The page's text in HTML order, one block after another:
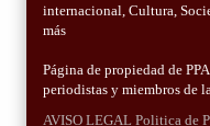
internacional, Cultura,
más
Página de propiedad de
periodistas y miembros de
AVISO LEGAL Politica de